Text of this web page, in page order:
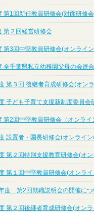
第1回新任教員研修会(対面研修
第２回経営研修会
第3回中堅教員研修会(オンライ
全千葉県私立幼稚園父母の会連
第３回 後継者育成研修会(オン
子ども子育て支援新制度委員会
第2回中堅教員研修会（オンライ
設置者・園長研修会(オンライ
第２回特別支援教育研修会(オ
第１回中堅教員研修会(オンラ
度 第2回就職説明会の開催につ
第２回後継者育成研修会(オン